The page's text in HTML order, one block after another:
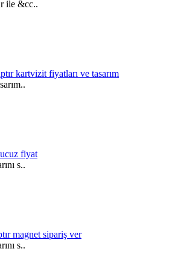
ile &cc..
kartvizit fiyatları ve tasarım
fiyat
s..
magnet sipariş ver
s..